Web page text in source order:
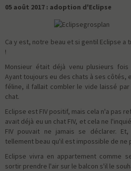
05 août 2017 : adoption d'Eclipse
Ca y est, notre beau et si gentil Eclipse a
!
Monsieur était déjà venu plusieurs
Ayant toujours eu des chats à ses côtés,
féline, il fallait combler le vide laissé
chat.
Eclipse est FIV positif, mais cela n'a pas
avait déjà eu un chat FIV, et cela ne
FIV pouvait ne jamais se déclarer.
tellement beau qu'il est impossible de ne
Eclipse vivra en appartement comme
sortir prendre l'air sur le balcon s'il le